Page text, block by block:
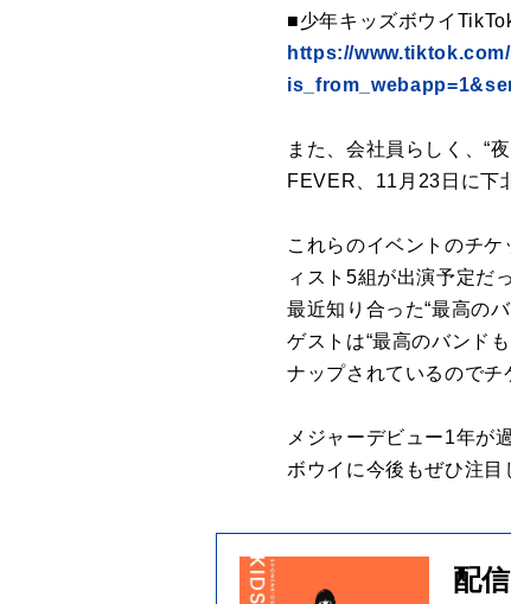
■少年キッズボウイ
https://
また、会社員らしく、“
FEVER、11月23日に下
これらのイベントのチ
ィスト5組が出演予定だ
最近知り合った“最高の
ゲストは“最高のバンド
ナップされているのでチ
メジャーデビュー1年が
ボウイに今後もぜひ注目
配